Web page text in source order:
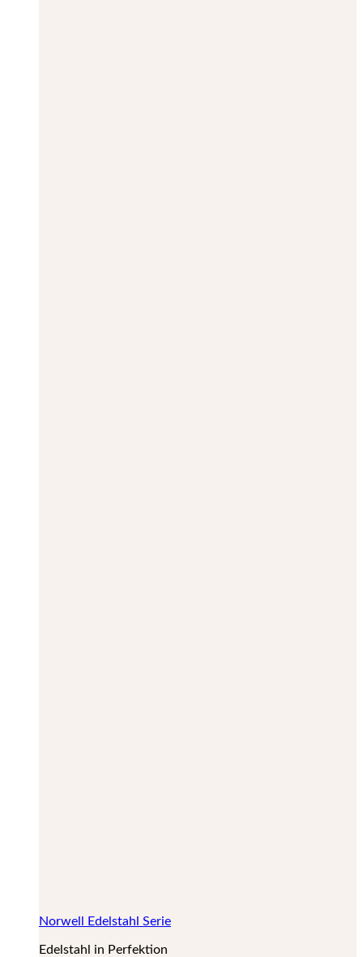
Norwell Edelstahl Serie
Edelstahl in Perfektion